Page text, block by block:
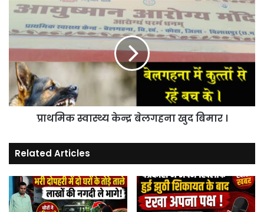
प्राथमिक
केन्द्र
बिमार
प्राथमिक स्वास्थ्य केन्द्र बेलगहना खुद बिमार ।
Related Articles